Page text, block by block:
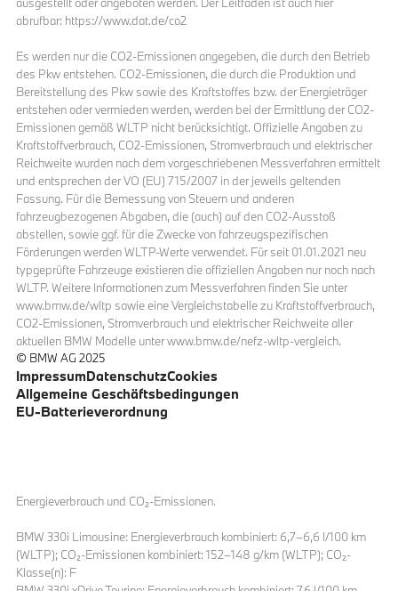
abrufbar: https://www.dat.de/co2
Es werden nur die CO2-Emissionen angegeben, die durch den Betrieb
des Pkw entstehen. CO2-Emissionen, die durch die Produktion und
Bereitstellung des Pkw sowie des Kraftstoffes bzw. der Energieträger
entstehen oder vermieden werden, werden bei der Ermittlung der CO2-
Emissionen gemäß WLTP nicht berücksichtigt. Offizielle Angaben zu
Kraftstoffverbrauch, CO2-Emissionen, Stromverbrauch und elektrischer
Reichweite wurden nach dem vorgeschriebenen Messverfahren ermittelt
und entsprechen der VO (EU) 715/2007 in der jeweils geltenden
Fassung. Für die Bemessung von Steuern und anderen
fahrzeugbezogenen Abgaben, die (auch) auf den CO2-Ausstoß
abstellen, sowie ggf. für die Zwecke von fahrzeugspezifischen
Förderungen werden WLTP-Werte verwendet. Für seit 01.01.2021 neu
typgeprüfte Fahrzeuge existieren die offiziellen Angaben nur noch nach
WLTP. Weitere Informationen zum Messverfahren finden Sie unter
www.bmw.de/wltp sowie eine Vergleichstabelle zu Kraftstoffverbrauch,
CO2-Emissionen, Stromverbrauch und elektrischer Reichweite aller
aktuellen BMW Modelle unter www.bmw.de/nefz-wltp-vergleich.
© BMW AG 2025
ImpressumDatenschutzCookies
Allgemeine Geschäftsbedingungen
EU-Batterieverordnung
Energieverbrauch und CO₂-Emissionen.
BMW 330i Limousine: Energieverbrauch kombiniert: 6,7–6,6 l/100 km
(WLTP); CO₂-Emissionen kombiniert: 152–148 g/km (WLTP); CO₂-
Klasse(n): F